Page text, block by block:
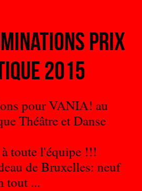
prix
2015
pour VANIA! au
Théâtre et Danse
toute l'équipe !!!
de Bruxelles: neuf
tout ...